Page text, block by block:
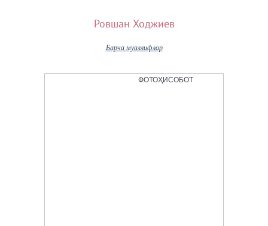
Ровшан Ходжиев
Барча муаллифлар
ФОТОҲИСОБОТ